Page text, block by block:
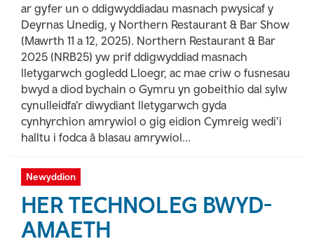
ar gyfer un o ddigwyddiadau masnach pwysicaf y
Deyrnas Unedig, y Northern Restaurant & Bar Show
(Mawrth 11 a 12, 2025). Northern Restaurant & Bar
2025 (NRB25) yw prif ddigwyddiad masnach
lletygarwch gogledd Lloegr, ac mae criw o fusnesau
bwyd a diod bychain o Gymru yn gobeithio dal sylw
cynulleidfa’r diwydiant lletygarwch gyda
cynhyrchion amrywiol o gig eidion Cymreig wedi’i
halltu i fodca â blasau amrywiol...
Newyddion
HER TECHNOLEG BWYD-
AMAETH